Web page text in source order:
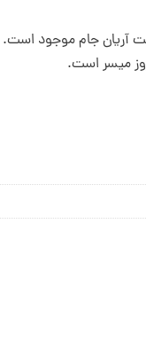
آریان جام موجود